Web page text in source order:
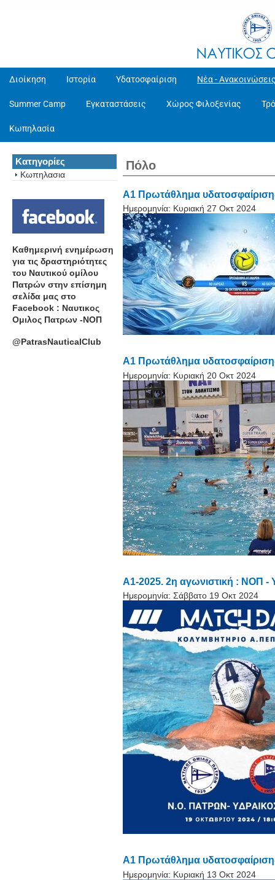
Διοίκηση Ιστορία Υδατοσφαίριση Νέα -
Summer Camp Εγκαταστάσεις Χώρος Φιλοξενίας
Κωπηλασία
Κατηγορίες
Κωπηλασια
Καθημερινή ενημέρωση
για τις δραστηριότητες
του Ναυτικού ομίλου
Πατρών στην επίσημη
σελίδα μας στο
Facebook : Ναυτικος
Ομιλος Πατρων -ΝΟΠ
@PatrasNauticalClub
Πόλο
Α1 Πρωτάθλημα
Ημερομηνία: Κυριακή 27 Οκτ 2024
Α1 Πρωτάθλημα
Ημερομηνία: Κυριακή 20 Οκτ 2024
Α1-2025. 2η αγωνιστική : ΝΟΠ -
Ημερομηνία: Σάββατο 19 Οκτ 2024
Α1 Πρωτάθλημα
Ημερομηνία: Κυριακή 13 Οκτ 2024